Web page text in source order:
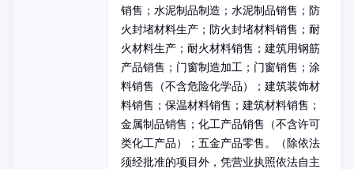
销售；水泥制品制造；水泥制品销售；防
火封堵材料生产；防火封堵材料销售；耐
火材料生产；耐火材料销售；建筑用钢筋
产品销售；门窗制造加工；门窗销售；涂
料销售（不含危险化学品）；建筑装饰材
料销售；保温材料销售；建筑材料销售；
金属制品销售；化工产品销售（不含许可
类化工产品）；五金产品零售。（除依法
须经批准的项目外，凭营业执照依法自主